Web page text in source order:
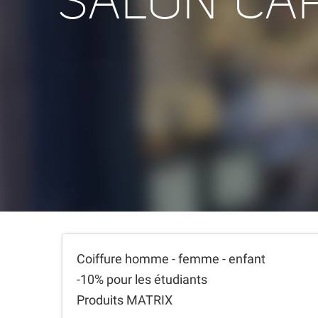
Coiffure homme - femme - enfant
-10% pour les étudiants
Produits MATRIX